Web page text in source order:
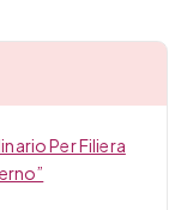
Per Filiera